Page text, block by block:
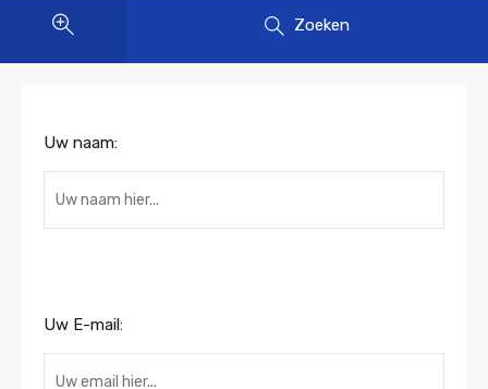
Zoeken
Uw naam:
Uw E-mail: